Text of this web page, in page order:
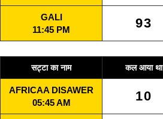
GALI
11:45 PM
93
सट्टा का नाम कल आया था
AFRICAA DISAWER
05:45 AM
10